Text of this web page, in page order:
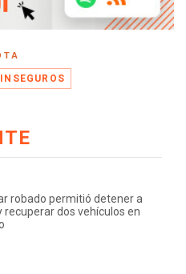
INSEGUROS
robado permitió detener a
recuperar dos vehículos en